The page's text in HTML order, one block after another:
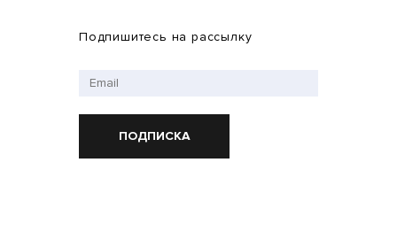
Подпишитесь на рассылку
ПОДПИСКА